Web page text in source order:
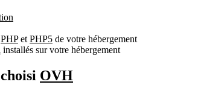
PHPet PHP5 de votre hébergement
installés sur votre hébergement
OVH